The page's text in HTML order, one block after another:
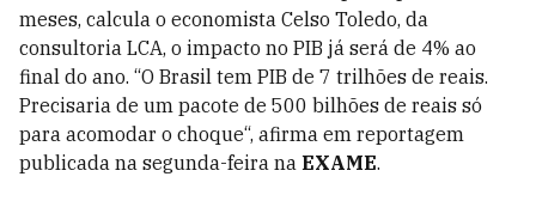
meses, calcula o economista Celso Toledo, da
consultoria LCA, o impacto no PIB já será de 4% ao
final do ano. “O Brasil tem PIB de 7 trilhões de reais.
Precisaria de um pacote de 500 bilhões de reais só
para acomodar o choque“, afirma em reportagem
publicada na segunda-feira na EXAME.